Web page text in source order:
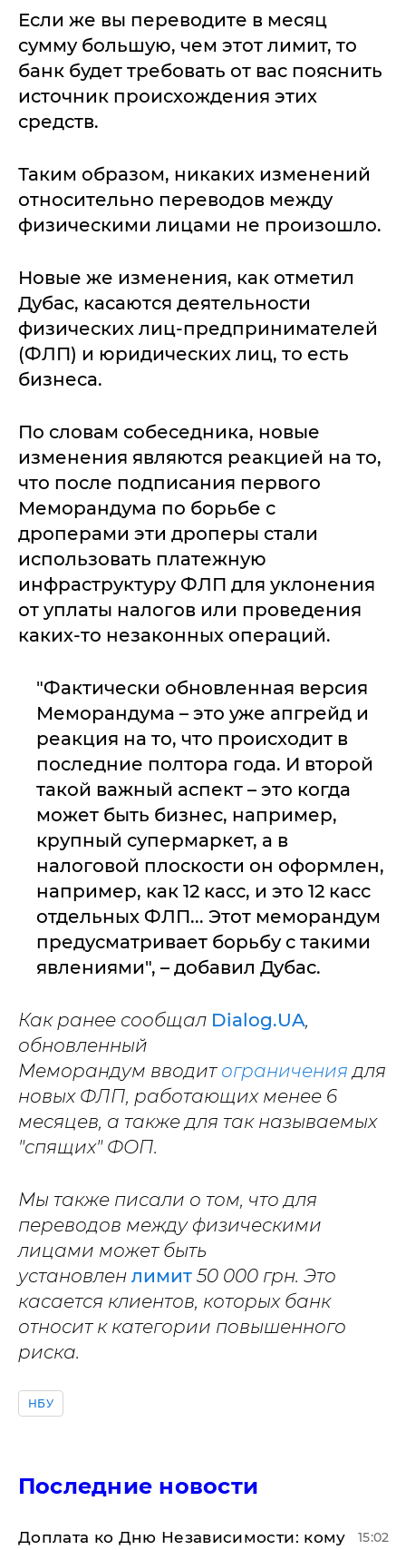
Если же вы переводите в месяц
сумму большую, чем этот лимит, то
банк будет требовать от вас пояснить
источник происхождения этих
средств.
Таким образом, никаких изменений
относительно переводов между
физическими лицами не произошло.
Новые же изменения, как отметил
Дубас, касаются деятельности
физических лиц-предпринимателей
(ФЛП) и юридических лиц, то есть
бизнеса.
По словам собеседника, новые
изменения являются реакцией на то,
что после подписания первого
Меморандума по борьбе с
дроперами эти дроперы стали
использовать платежную
инфраструктуру ФЛП для уклонения
от уплаты налогов или проведения
каких-то незаконных операций.
"Фактически обновленная версия
Меморандума – это уже апгрейд и
реакция на то, что происходит в
последние полтора года. И второй
такой важный аспект – это когда
может быть бизнес, например,
крупный супермаркет, а в
налоговой плоскости он оформлен,
например, как 12 касс, и это 12 касс
отдельных ФЛП... Этот меморандум
предусматривает борьбу с такими
явлениями", – добавил Дубас.
Как ранее сообщал Dialog.UA,
обновленный
Меморандум вводит ограничения для
новых ФЛП, работающих менее 6
месяцев, а также для так называемых
"спящих" ФОП.
Мы также писали о том, что для
переводов между физическими
лицами может быть
установлен лимит 50 000 грн. Это
касается клиентов, которых банк
относит к категории повышенного
риска.
НБУ
Последние новости
Доплата ко Дню Независимости: кому
15:02